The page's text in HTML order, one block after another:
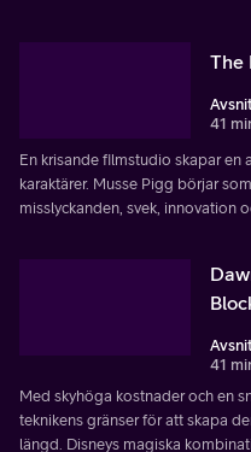
The
41
En krisande filmstudio skapar en
karaktärer. Musse Pigg börjar
misslyckanden, svek, innovation
41
Med skyhöga kostnader och en
teknikens gränser för att skapa
längd. Disneys magiska